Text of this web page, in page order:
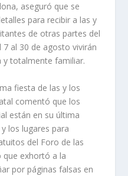
aseguró que se
para recibir a las y
de otras partes del
7 al 30 de agosto vivirán
y totalmente familiar.
fiesta de las y los
comentó que los
están en su última
los lugares para
del Foro de las
que exhortó a la
por páginas falsas en